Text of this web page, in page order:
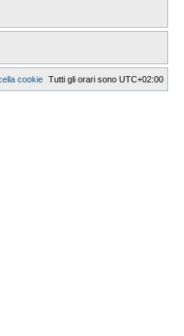
Tutti gli orari sono UTC+02:00
cookie